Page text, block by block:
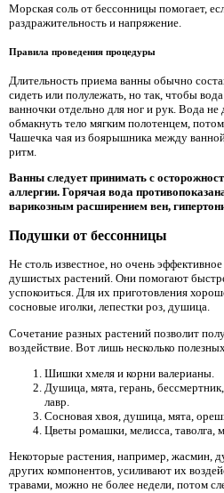
Морская соль от бессонницы помогает,
раздражительность и напряжение.
Правила проведения процедуры
Длительность приема ванны обычно
сидеть или полулежать, но так, чтобы
ванночки отдельно для ног и рук. Вода
обмакнуть тело мягким полотенцем,
Чашечка чая из боярышника между
ритм.
Ванны следует принимать с
аллергии. Горячая вода
варикозным расширением вен,
Подушки от бессонницы
Не столь известное, но очень
душистых растений. Они помогают
успокоиться. Для их приготовления
сосновые иголки, лепестки роз, душица.
Сочетание разных растений позволит
воздействие. Вот лишь несколько
Шишки хмеля и корни валерианы.
Душица, мята, герань,
лавр.
Сосновая хвоя, душица, мята,
Цветы ромашки, мелисса, таволга,
Некоторые растения, например, жасмин,
других компонентов, усиливают их
травами, можно не более недели, потом